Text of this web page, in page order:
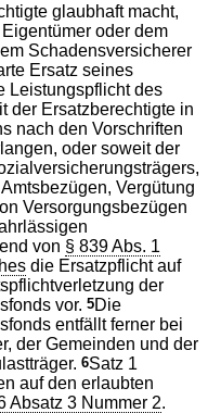
glaubhaft macht,
oder dem
Schadensversicherer
Ersatz seines
Leistungspflicht des
der Ersatzberechtigte in
nach den Vorschriften
oder soweit der
Vergütung
Versorgungsbezügen
von § 839 Abs. 1
die Ersatzpflicht auf
der
vor.5Die
entfällt ferner bei
der Gemeinden und der
6Satz 1
auf den erlaubten
Absatz 3 Nummer 2.